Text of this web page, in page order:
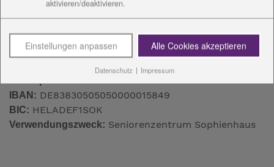
Spendenkonto
IBAN: DE83830505050000015849
BIC: HELADEF1SOK
Verwendungszweck: Seniorenzentrum Sophienhaus
aktivieren/deaktivieren.
Einstellungen anpassen Alle Cookies akzeptieren
Datenschutz | Impressum